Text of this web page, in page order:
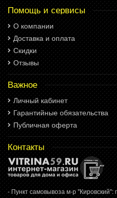
Помощь и сервисы
О компании
Доставка и оплата
Скидки
Отзывы
Важное
Личный кабинет
Гарантийные обязательства
Публичная оферта
Контакты
- Пункт самовывоза м-р "Кировский":